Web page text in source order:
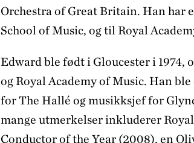
Orchestra of Great Britain. Han
School of Music, og til Royal
Edward ble født i Gloucester i 1974,
og Royal Academy of Music. Han
for The Hallé og musikksjef for
mange utmerkelser inkluderer
Conductor of the Year (2008), en